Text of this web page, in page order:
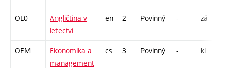
OL0
Angličtina v
letectví
en 2 Povinný - zá
OEM
Ekonomika a
management
cs 3 Povinný - kl